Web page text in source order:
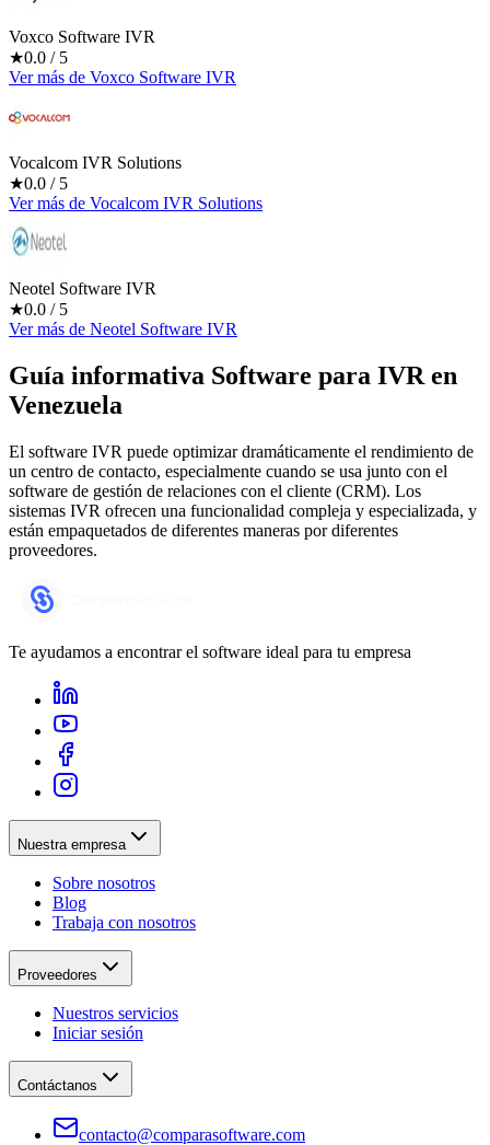
Voxco Software IVR
★0.0 / 5
Ver más de Voxco Software IVR
Vocalcom IVR Solutions
★0.0 / 5
Ver más de Vocalcom IVR Solutions
Neotel Software IVR
★0.0 / 5
Ver más de Neotel Software IVR
Guía informativa Software para IVR en
Venezuela
El software IVR puede optimizar dramáticamente el rendimiento de
un centro de contacto, especialmente cuando se usa junto con el
software de gestión de relaciones con el cliente (CRM). Los
sistemas IVR ofrecen una funcionalidad compleja y especializada, y
están empaquetados de diferentes maneras por diferentes
proveedores.
Te ayudamos a encontrar el software ideal para tu empresa
Nuestra empresa
Sobre nosotros
Blog
Trabaja con nosotros
Proveedores
Nuestros servicios
Iniciar sesión
Contáctanos
contacto@comparasoftware.com